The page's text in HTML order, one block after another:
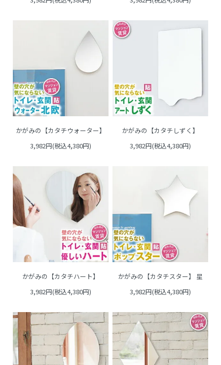
かがみの【カタチウォーター】
3,982円(税込4,380円)
かがみの【カタチしずく】
3,982円(税込4,380円)
かがみの【カタチハート】
3,982円(税込4,380円)
かがみの【カタチスター】 星
3,982円(税込4,380円)